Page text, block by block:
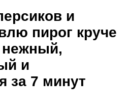
и
пирог круче
и
за 7 минут